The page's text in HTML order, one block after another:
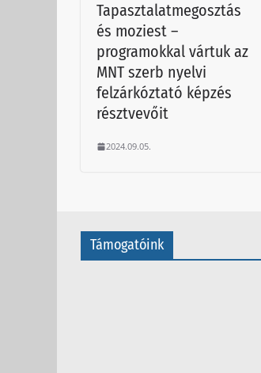
Tapasztalatmegosztás
és moziest –
programokkal vártuk az
MNT szerb nyelvi
felzárkóztató képzés
résztvevőit
2024.09.05.
Támogatóink